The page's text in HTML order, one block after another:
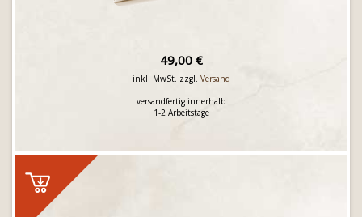
49,00 €
inkl. MwSt. zzgl. Versand
versandfertig innerhalb
1-2 Arbeitstage